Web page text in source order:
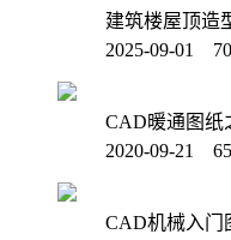
建筑楼屋顶造
2025-09-01
CAD暖通图纸
2020-09-21
CAD机械入门